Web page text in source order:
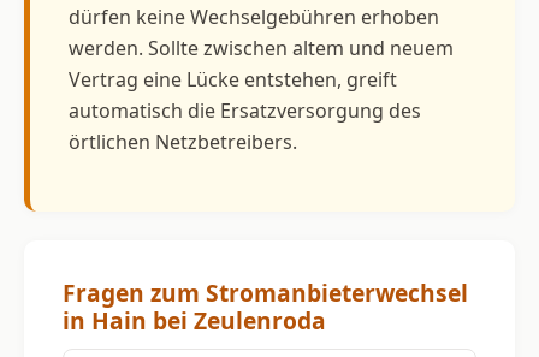
dürfen keine Wechselgebühren erhoben
werden. Sollte zwischen altem und neuem
Vertrag eine Lücke entstehen, greift
automatisch die Ersatzversorgung des
örtlichen Netzbetreibers.
Fragen zum Stromanbieterwechsel
in Hain bei Zeulenroda